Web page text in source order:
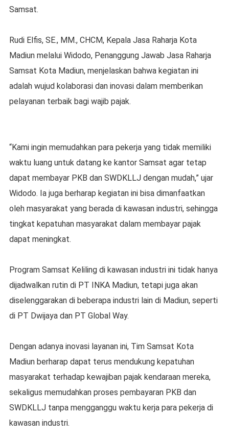
Samsat.
Rudi Elfis, SE., MM., CHCM, Kepala Jasa Raharja Kota
Madiun melalui Widodo, Penanggung Jawab Jasa Raharja
Samsat Kota Madiun, menjelaskan bahwa kegiatan ini
adalah wujud kolaborasi dan inovasi dalam memberikan
pelayanan terbaik bagi wajib pajak.
“Kami ingin memudahkan para pekerja yang tidak memiliki
waktu luang untuk datang ke kantor Samsat agar tetap
dapat membayar PKB dan SWDKLLJ dengan mudah,” ujar
Widodo. Ia juga berharap kegiatan ini bisa dimanfaatkan
oleh masyarakat yang berada di kawasan industri, sehingga
tingkat kepatuhan masyarakat dalam membayar pajak
dapat meningkat.
Program Samsat Keliling di kawasan industri ini tidak hanya
dijadwalkan rutin di PT INKA Madiun, tetapi juga akan
diselenggarakan di beberapa industri lain di Madiun, seperti
di PT Dwijaya dan PT Global Way.
Dengan adanya inovasi layanan ini, Tim Samsat Kota
Madiun berharap dapat terus mendukung kepatuhan
masyarakat terhadap kewajiban pajak kendaraan mereka,
sekaligus memudahkan proses pembayaran PKB dan
SWDKLLJ tanpa mengganggu waktu kerja para pekerja di
kawasan industri.